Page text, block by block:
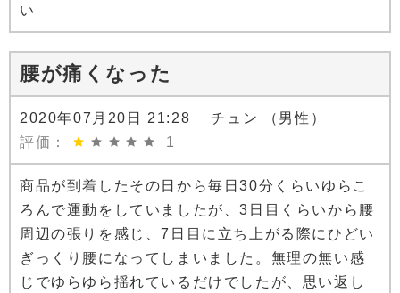
い
腰が痛くなった
2020年07月20日 21:28 チュン （男性）
評価：
1
商品が到着したその日から毎日30分くらいゆらこ
ろんで運動をしていましたが、3日目くらいから腰
周辺の張りを感じ、7日目に立ち上がる際にひどい
ぎっくり腰になってしまいました。無理の無い感
じでゆらゆら揺れているだけでしたが、思い返し